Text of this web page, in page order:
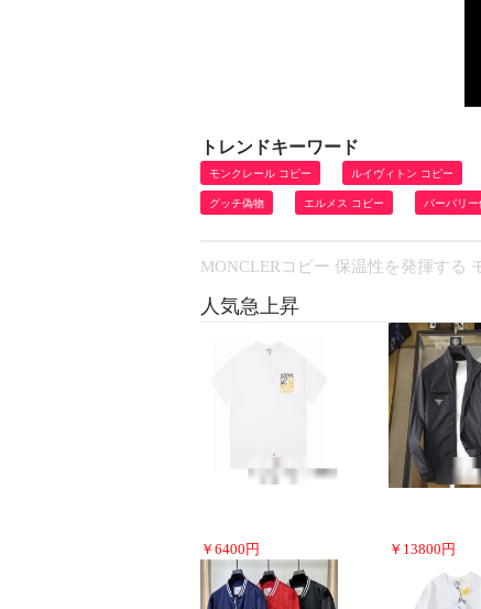
トレンドキーワード
モンクレール コピー ルイヴィトン コピー
グッチ偽物 エルメス コピー バーバリー
MONCLERコピー 保温性を発揮する
人気急上昇
￥ 6400 円 ￥ 13800 円